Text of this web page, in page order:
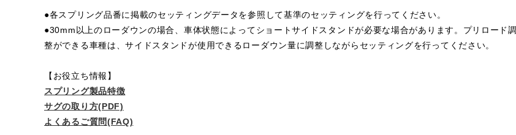
●各スプリング品番に掲載のセッティングデータを参照して基準のセッティングを行ってください。
●30mm以上のローダウンの場合、車体状態によってショートサイドスタンドが必要な場合があります。プリロード調
整ができる車種は、サイドスタンドが使用できるローダウン量に調整しながらセッティングを行ってください。
【お役立ち情報】
スプリング製品特徴
サグの取り方(PDF)
よくあるご質問(FAQ)